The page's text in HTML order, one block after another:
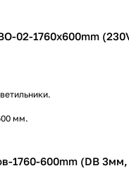
02-1760x600mm
мм.
1760-600mm (DB 3мм,